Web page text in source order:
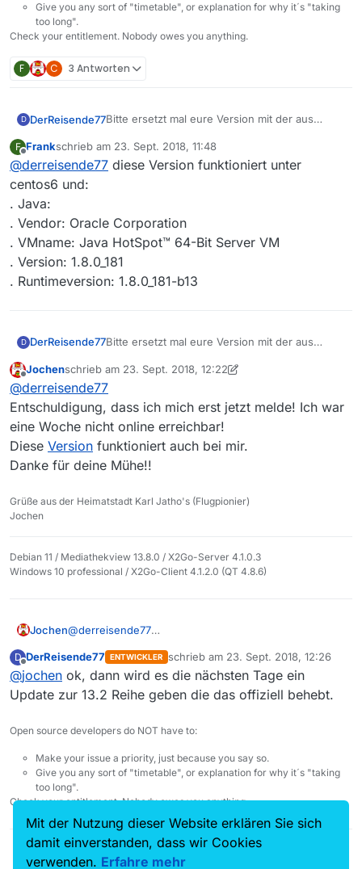
Give you any sort of "timetable", or explanation for why it´s "taking
too long".
Check your entitlement. Nobody owes you anything.
F C 3 Antworten
D DerReisende77Bitte ersetzt mal eure Version mit der aus
funktioniert. Ich denke ich habe den Fehler
gefunden.
Ein Feedback hier wäre sehr nett sonst gibt es
keinen Bugfix ;)
F
Offline
Frankschrieb am 23. Sept. 2018, 11:48
zuletzt editiert von
@derreisende77 diese Version funktioniert unter
centos6 und:
. Java:
. Vendor: Oracle Corporation
. VMname: Java HotSpot™ 64-Bit Server VM
. Version: 1.8.0_181
. Runtimeversion: 1.8.0_181-b13
D DerReisende77Bitte ersetzt mal eure Version mit der aus
funktioniert. Ich denke ich habe den Fehler
gefunden.
Ein Feedback hier wäre sehr nett sonst gibt es
keinen Bugfix ;)
Startkommando:
java -Xmx768M -jar Mediathekview.jar
-auto
Offline
Jochenschrieb am 23. Sept. 2018, 12:22
zuletzt editiert von Jochen
@derreisende77
Entschuldigung, dass ich mich erst jetzt melde! Ich war
eine Woche nicht online erreichbar!
Diese Version funktioniert auch bei mir.
Danke für deine Mühe!!
Grüße aus der Heimatstadt Karl Jatho's (Flugpionier)
Jochen
Debian 11 / Mediathekview 13.8.0 / X2Go-Server 4.1.0.3
Windows 10 professional / X2Go-Client 4.1.2.0 (QT 4.8.6)
Jochen@derreisende77
eine Woche nicht online erreichbar!
DieseVersionfunktioniert auch bei mir.
Danke für deine Mühe!!
D
Offline
DerReisende77 ENTWICKLER schrieb am 23. Sept. 2018, 12:26
zuletzt editiert von
@jochen ok, dann wird es die nächsten Tage ein
Update zur 13.2 Reihe geben die das offiziell behebt.
Open source developers do NOT have to:
Make your issue a priority, just because you say so.
Give you any sort of "timetable", or explanation for why it´s "taking
too long".
Check your entitlement. Nobody owes you anything.
Mit der Nutzung dieser Website erklären Sie sich
damit einverstanden, dass wir Cookies
verwenden. Erfahre mehr